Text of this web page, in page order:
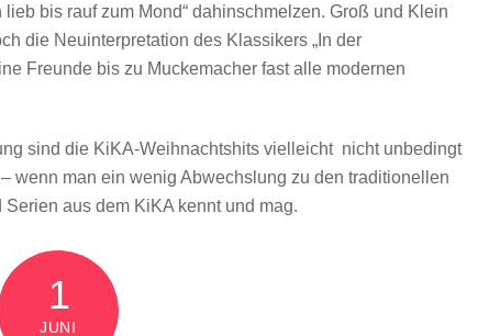
bis rauf zum Mond“ dahinschmelzen. Groß und Klein
die Neuinterpretation des Klassikers „In der
Freunde bis zu Muckemacher fast alle modernen
sind die KiKA-Weihnachtshits vielleicht nicht unbedingt
wenn man ein wenig Abwechslung zu den traditionellen
aus dem KiKA kennt und mag.
1
JUNI